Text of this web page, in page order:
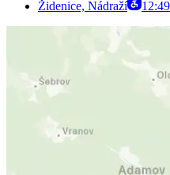
Židenice, Nádraží
12:49